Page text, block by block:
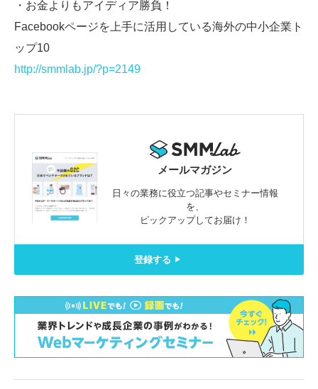
・お金よりもアイディア勝負！
Facebookページを上手に活用している海外の中小企業ト
ップ10
http://smmlab.jp/?p=2149
メールマガジン
日々の業務に役立つ記事やセミナー情報
を、
ピックアップしてお届け！
登録する